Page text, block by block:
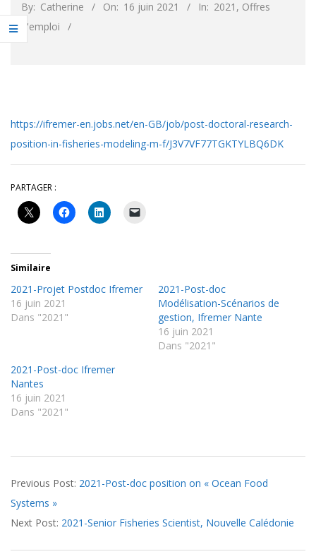
By: Catherine On: 16 juin 2021 In: 2021 , Offres
d'emploi
https://ifremer-en.jobs.net/en-GB/job/post-doctoral-research-
position-in-fisheries-modeling-m-f/J3V7VF77TGKTYLBQ6DK
PARTAGER :
Similaire
2021-Projet Postdoc Ifremer
16 juin 2021
Dans "2021"
2021-Post-doc
Modélisation-Scénarios de
gestion, Ifremer Nante
16 juin 2021
Dans "2021"
2021-Post-doc Ifremer
Nantes
16 juin 2021
Dans "2021"
06-
16
Previous Post: 2021-Post-doc position on « Ocean Food
Systems »
Next Post: 2021-Senior Fisheries Scientist, Nouvelle Calédonie